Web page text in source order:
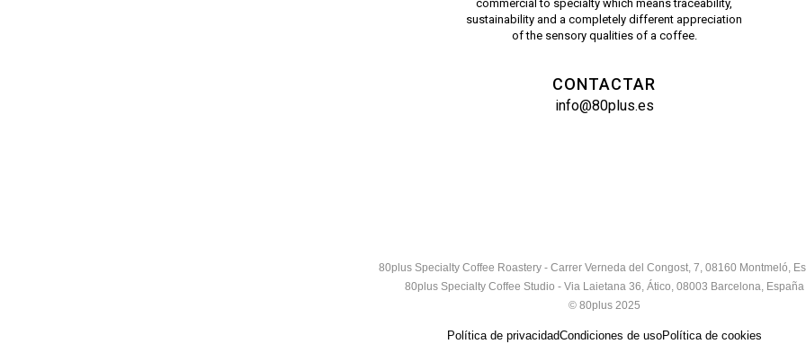
commercial to specialty which means traceability,
sustainability and a completely different appreciation
of the sensory qualities of a coffee.
CONTACTAR
info@80plus.es
80plus Specialty Coffee Roastery - Carrer Verneda del Congost, 7, 08160 Montmeló,
80plus Specialty Coffee Studio - Via Laietana 36, Ático, 08003 Barcelona, España
© 80plus 2025
Política de privacidadCondiciones de usoPolítica de cookies